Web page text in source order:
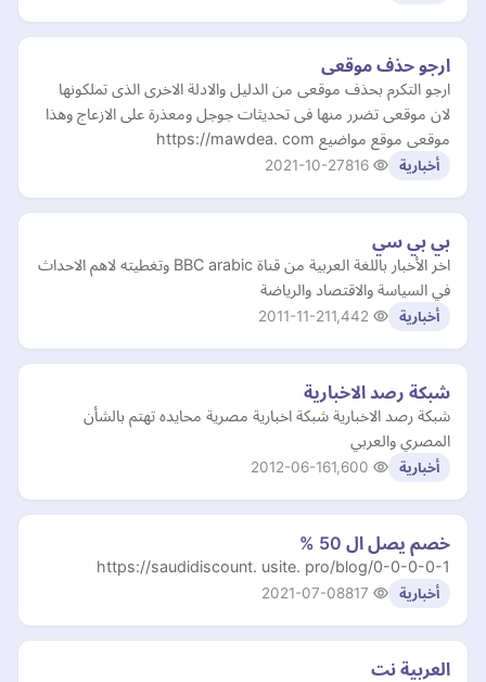
ارجو حذف موقعى
ارجو التكرم بحذف موقعى من الدليل والادلة الاخرى الذى تملكونها
لان موقعى تضرر منها فى تحديثات جوجل ومعذرة على الازعاج وهذا
موقعى موقع مواضيع https://mawdea. com
أخبارية 2021-10-27
بي بي سي
اخر الأخبار باللغة العربية من قناة BBC arabic وتغطيته لاهم الاحداث
في السياسة والاقتصاد والرياضة
أخبارية 2011-11-21
شبكة رصد الاخبارية
شبكة رصد الاخبارية شبكة اخبارية مصرية محايده تهتم بالشأن
المصري والعربي
أخبارية 2012-06-16
خصم يصل ال 50 %
https://saudidiscount. usite. pro/blog/0-0-0-0-1
أخبارية 2021-07-08
العربية نت